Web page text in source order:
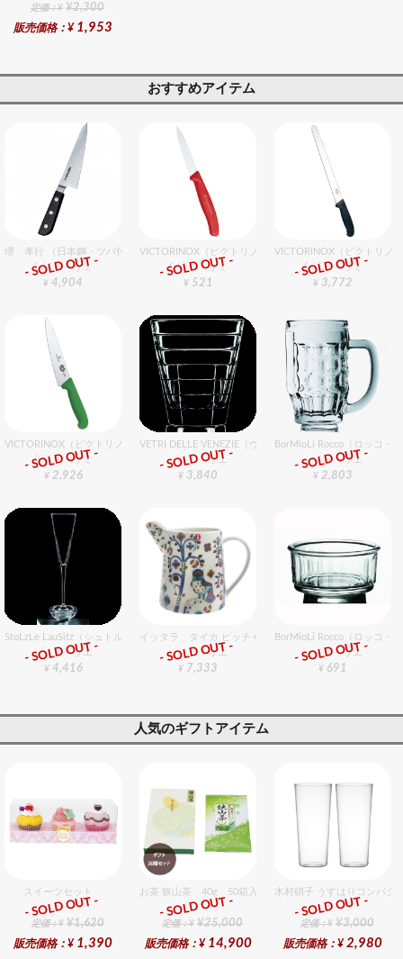
定価：¥ ¥2,300
販売価格：¥ 1,953
おすすめアイテム
堺 孝行 （日本鋼・ツバ付）サバキ 15cm 東型
包丁・ハサミ
¥ 4,904
- SOLD OUT -
VICTORINOX（ビクトリノックス） SＣパーリングナイ
包丁・ハサミ
¥ 521
- SOLD OUT -
VICTORINOX（ビクトリノ
包丁・ハサミ
¥ 3,772
- SOLD OUT -
VICTORINOX（ビクトリノックス） シェフナイフ（牛刀）gN 19cm
包丁・ハサミ
¥ 2,926
- SOLD OUT -
VETRI DELLE VENEZIE（ヴェトリデッレ ヴェネツィエ）
グラスバリエ
¥ 3,840
- SOLD OUT -
BorMioLi Rocco（ロッコ・
グラスバリエ
¥ 2,803
- SOLD OUT -
StoLzLe LauSitz（シュトルツル ラウンジッツ） イベント 07 フルート 6個入りセット
グラスバリエ
¥ 4,416
- SOLD OUT -
イッタラ タイカ ピッチャー0.5L ホワイト
グラスバリエ
¥ 7,333
- SOLD OUT -
BorMioLi Rocco（ロッコ・
グラスバリエ
¥ 691
- SOLD OUT -
人気のギフトアイテム
スイーツセット
ギフト
定価：¥ ¥1,620
販売価格：¥ 1,390
- SOLD OUT -
お茶 狭山茶 40g 50箱入セット
ギフト
定価：¥ ¥25,000
販売価格：¥ 14,900
- SOLD OUT -
木村硝子 うすはりコンパク
ギフト
定価：¥ ¥3,000
販売価格：¥ 2,980
- SOLD OUT -